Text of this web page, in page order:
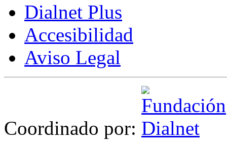
Dialnet Plus
Accesibilidad
Aviso Legal
Coordinado por: